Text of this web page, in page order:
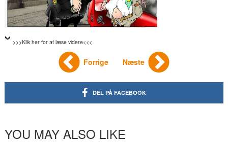
>>>Klik her for at læse videre<<<
Forrige Næste
DEL PÅ FACEBOOK
YOU MAY ALSO LIKE